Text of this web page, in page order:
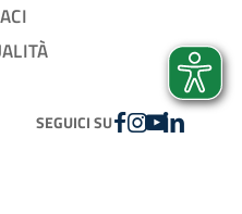
SEGUICI SUFACEBOOK
INSTAGRAM
YOUTUBE
LINKEDIN